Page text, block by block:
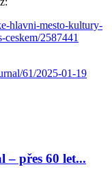
hlavni-mesto-kultury-
ceskem/2587441
61/2025-01-19
– přes 60 let...